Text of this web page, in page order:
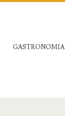
GASTRONOMIA